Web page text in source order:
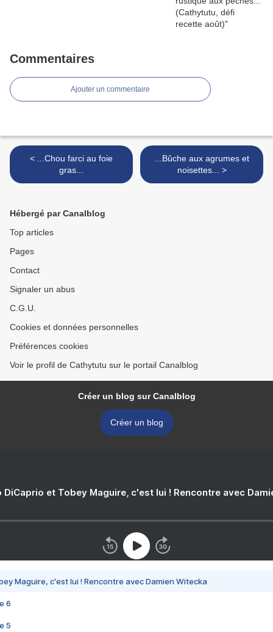
Commentaires
Ajouter un commentaire
< ...Chou farci au foie
gras...
...Bûche aux agrumes et
noisettes... >
Hébergé par Canalblog
Top articles
Pages
Contact
Signaler un abus
C.G.U.
Cookies et données personnelles
Préférences cookies
Voir le profil de Cathytutu sur le portail Canalblog
Créer un blog sur Canalblog
Créer un blog
DiCaprio et Tobey Maguire, c'est lui ! Rencontre avec
Maguire, c'est lui ! Rencontre avec Damien Witecka
6
5